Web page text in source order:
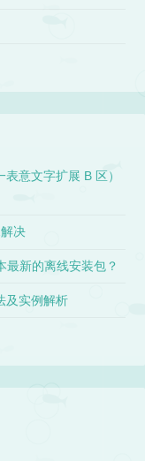
意文字扩展 B 区）
决
最新的离线安装包？
及实例解析